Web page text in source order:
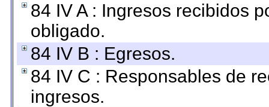
84 IV A : Ingresos recibidos
obligado.
84 IV B : Egresos.
84 IV C : Responsables de
ingresos.